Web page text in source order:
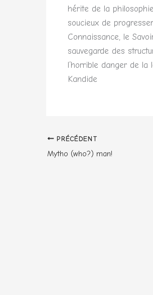
hérite de la
soucieux de
Connaissance, le
sauvegarde des
l’horrible danger de la
Kandide
PRÉCÉDENT
Mytho (who?) man!